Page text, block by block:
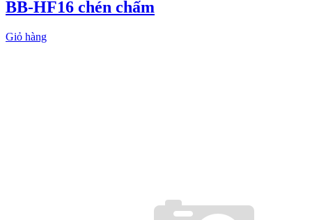
BB-HF16 chén chấm
Giỏ hàng